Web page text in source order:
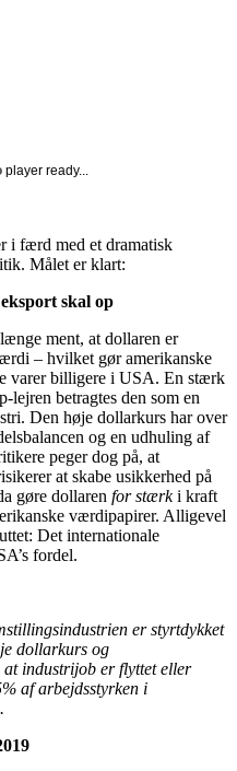
player ready...
i færd med et dramatisk
Målet er klart:
skal op
ment, at dollaren er
– hvilket gør amerikanske
varer billigere i USA. En stærk
betragtes den som en
Den høje dollarkurs har over
og en udhuling af
peger dog på, at
at skabe usikkerhed på
gøre dollaren for stærki kraft
værdipapirer. Alligevel
Det internationale
fordel.
er styrtdykket
dollarkurs og
industrijob er flyttet eller
af arbejdsstyrken i